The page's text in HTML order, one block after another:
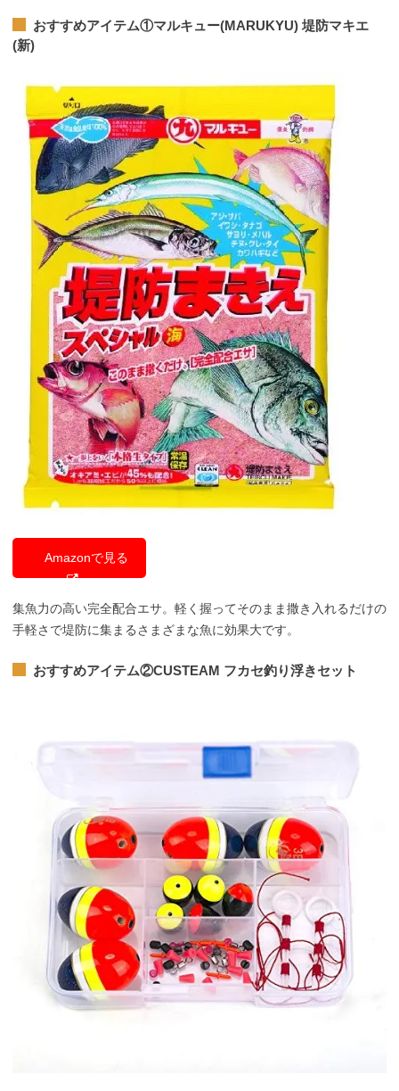
おすすめアイテム①マルキュー(MARUKYU) 堤防マキエ
(新)
Amazonで見る
集魚力の高い完全配合エサ。軽く握ってそのまま撒き入れるだけの
手軽さで堤防に集まるさまざまな魚に効果大です。
おすすめアイテム②CUSTEAM フカセ釣り浮きセット